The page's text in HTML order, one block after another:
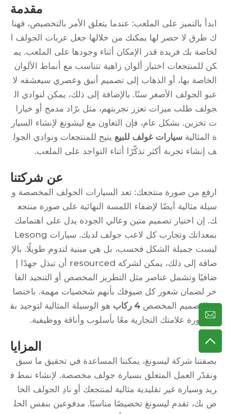
مقدمة
ابدأ بالتميز على الملعب: عندما يتعلق الأمر بالتخصيص، فهنا
ك طرق لا حصر لها يمكنك من خلالها جعل عربات الجولف ا
لخاصة بك فريدة قدر الإمكان أثناء وجودها على الملعب. يم
كن للمنتجعات اختيار ألوان زاهية تتناسب مع أنماط الألوان
الخاصة بها، أو الذهاب إلى تصميم أنيق وعصري سيعشقه لا
عبو الجولف الأصغر سنًا. بالإضافة إلى ذلك، يمكن لنوادي ال
جولف طلب ميزات تعزز تجربتهم، مثل برّاد مدمج أو خيارا
ت تخزين. بشكل عام، فإن التعاون مع ليشونغ لإنشاء السيار
ة المثالية سيارات غولف للبيع يتيح للمنتجعات ونوادي الجول
ف إنشاء تجربة أكثر تذكّرًا أثناء التواجد على الملعب.
عن شركتنا
ارفع من صورة منتجعك: تعد السيارات الجولف المخصصة و
سيلة مثالية أيضًا لإضفاء اللمسة النهائية على صورة منتجع
ك. إن اختيار تصميم متين وعالي الجودة يدل على اهتمامك
بمعداتك وتجارب كل لاعب جولف لديك. سيارات Lesong
ليست جميلة الشكل فحسب، بل هي مبنية لتدوم طويلًا. بالإ
ضافة إلى ذلك، يمكن لشركة resourced أن تبذل جهدًا إ
ضافيًا وتشمل عناصر مثل التطريز المخصص أو التنجيد الفا
خر لضمان شعور كل ضيوفك بأنهم شخصيات مهمة. باختصا
ر، التصميم المخصص 4 ركاب
هو الوسيلة المثالية لتوحيد بق
ية صورة علامتك التجارية معًا بأسلوب وأناقة ووظيفية.
المزايا
بصفتنا شركة ليسونغ، يمكننا المساعدة في تحقيق ما سبق
ونقدّر العمل المتعلق بسيارة جولف مخصصة. لإنشاء نمط ف
ريد وسيارة غير تقليدية مثالية لمنتجعك أو نادِ الجولف الخا
ص بك، تقدم ليسونغ تخصيصًا مناسبًا. مدفوعين بنفس الحل